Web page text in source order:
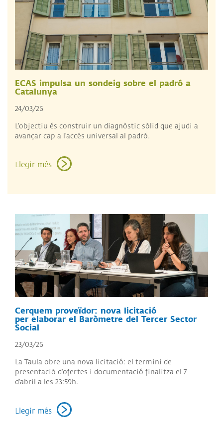
ECAS impulsa un sondeig sobre el padró a
Catalunya
24/03/26
L'objectiu és construir un diagnòstic sòlid que ajudi a
avançar cap a l’accés universal al padró.
Llegir més
Cerquem proveïdor: nova licitació
per elaborar el Baròmetre del Tercer Sector
Social
23/03/26
La Taula obre una nova licitació: el termini de
presentació d'ofertes i documentació finalitza el 7
d'abril a les 23:59h.
Llegir més